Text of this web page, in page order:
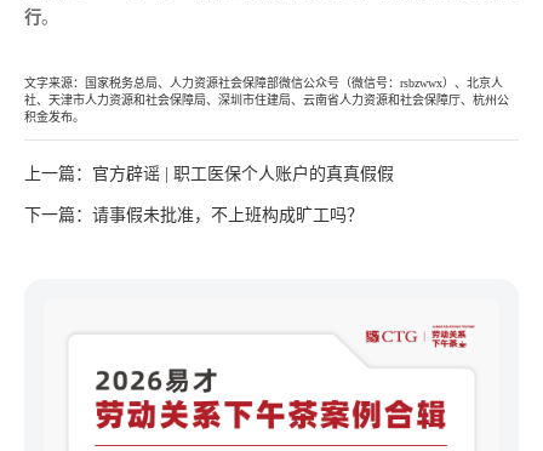
行。
文字来源：国家税务总局、人力资源社会保障部微信公众号（微信号：rsbzwwx）、北京人
社、天津市人力资源和社会保障局、深圳市住建局、云南省人力资源和社会保障厅、杭州公
积金发布。
上一篇：官方辟谣 | 职工医保个人账户的真真假假
下一篇：请事假未批准，不上班构成旷工吗？